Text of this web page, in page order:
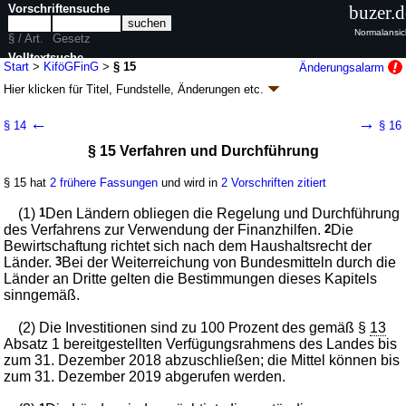
Start > KiföGFinG >§ 15
Änderungsalarm
Hier klicken fürTitel, Fundstelle, Änderungen etc.
zum Ausbau der Tagesbetreuung für Kinder
(KiföGFinGk.a.Abk.)
Artikel 3 G. v. 10.12.2008BGBl. I S. 2403, 2407 (Nr. 57 ); zuletzt geändert
G. v. 23.05.2023
Geltung ab 01.01.2009; FNA: 707-23Wirtschaftsförderung
10 weitere Fassungen
| Drucksachen / Entwurf / Begründung
|
wird in 10 Vorschriften zitiert
Kapitel 3 Investitionsprogramm
„Kinderbetreuungsfinanzierung" 2015 - 2018
§ 14 ← → § 16
§ 15 Verfahren und Durchführung
§ 15 hat 2 frühere Fassungen und wird in 2 Vorschriften zitiert
(1)1Den Ländern obliegen die Regelung und Durchführung
des Verfahrens zur Verwendung der Finanzhilfen.2Die
Bewirtschaftung richtet sich nach dem Haushaltsrecht der
Länder.3Bei der Weiterreichung von Bundesmitteln durch die
Länder an Dritte gelten die Bestimmungen dieses Kapitels
sinngemäß.
(2) Die Investitionen sind zu 100 Prozent des gemäß § 13
Absatz 1 bereitgestellten Verfügungsrahmens des Landes bis
zum 31. Dezember 2018 abzuschließen; die Mittel können bis
zum 31. Dezember 2019 abgerufen werden.
Vorschriftensuche
§ / Art.
Gesetz
Volltextsuche
nur in KiföGFinG